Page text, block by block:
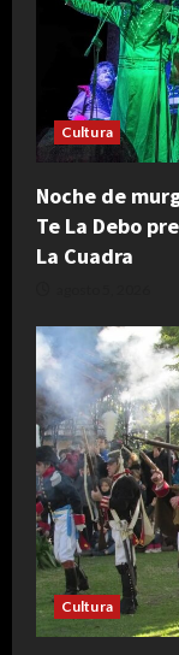
Cultura
Noche de
Te La Debo
La Cuadra
Cultura